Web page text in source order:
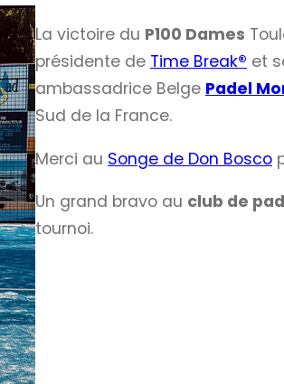
La victoire du P100 Dames
présidente de Time Break® et
ambassadrice Belge Padel
Sud de la France.
Merci au Songe de Don Bosco
Un grand bravo au club de
tournoi.